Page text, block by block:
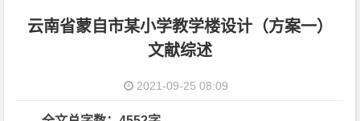
云南省蒙自市某小学教学楼设计（方案一）
文献综述
2021-09-25 08:09